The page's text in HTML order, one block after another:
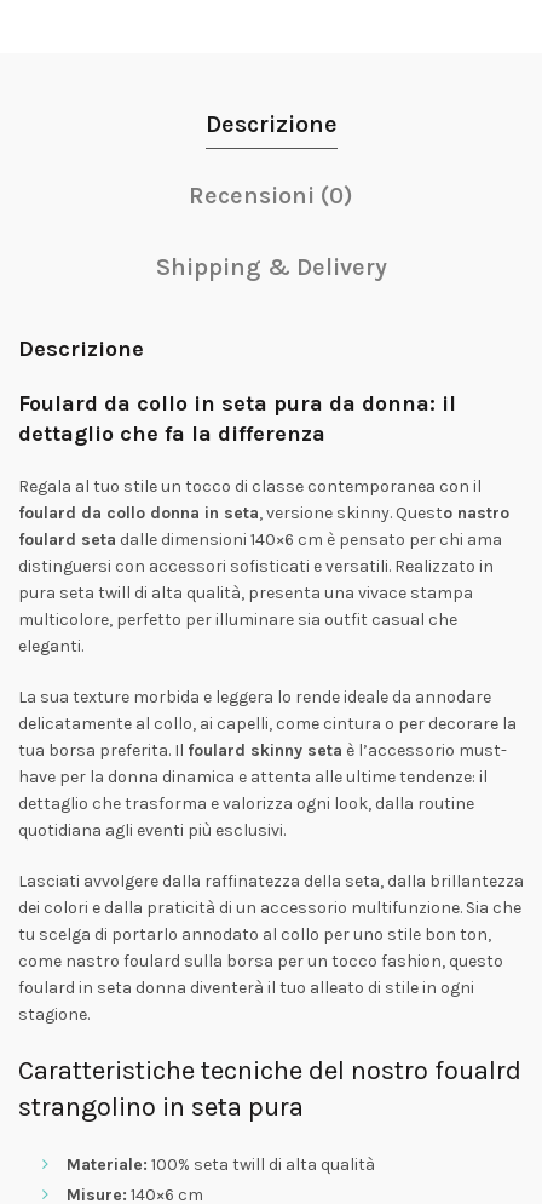
Descrizione
Recensioni (0)
Shipping & Delivery
Descrizione
Foulard da collo in seta pura da donna: il
dettaglio che fa la differenza
Regala al tuo stile un tocco di classe contemporanea con il
foulard da collo donna in seta, versione skinny. Questo nastro
foulard seta dalle dimensioni 140×6 cm è pensato per chi ama
distinguersi con accessori sofisticati e versatili. Realizzato in
pura seta twill di alta qualità, presenta una vivace stampa
multicolore, perfetto per illuminare sia outfit casual che
eleganti.
La sua texture morbida e leggera lo rende ideale da annodare
delicatamente al collo, ai capelli, come cintura o per decorare la
tua borsa preferita. Il foulard skinny seta è l’accessorio must-
have per la donna dinamica e attenta alle ultime tendenze: il
dettaglio che trasforma e valorizza ogni look, dalla routine
quotidiana agli eventi più esclusivi.
Lasciati avvolgere dalla raffinatezza della seta, dalla brillantezza
dei colori e dalla praticità di un accessorio multifunzione. Sia che
tu scelga di portarlo annodato al collo per uno stile bon ton,
come nastro foulard sulla borsa per un tocco fashion, questo
foulard in seta donna diventerà il tuo alleato di stile in ogni
stagione.
Caratteristiche tecniche del nostro foualrd
strangolino in seta pura
Materiale: 100% seta twill di alta qualità
Misure: 140×6 cm